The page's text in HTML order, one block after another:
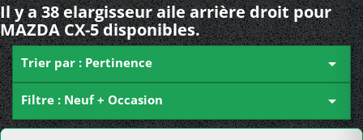
Il y a 38 elargisseur aile arrière droit pour
MAZDA CX-5 disponibles.
Trier par : Pertinence 
Filtre : Neuf + Occasion 